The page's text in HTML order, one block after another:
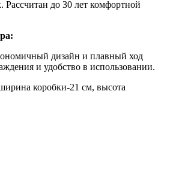
Рассчитан до 30 лет комфортной
дизайн и плавный ход
и удобство в использовании.
коробки-21 см, высота